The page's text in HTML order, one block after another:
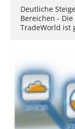
Deutliche
Bereichen -
TradeWorld ist